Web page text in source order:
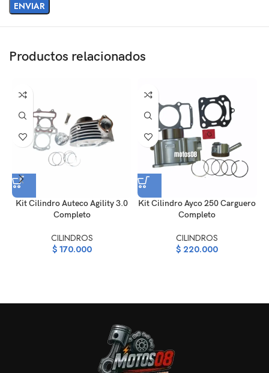
Productos relacionados
Kit Cilindro Auteco Agility 3.0
Completo
CILINDROS
$170.000
Kit Cilindro Ayco 250 Carguero
Completo
CILINDROS
$ 220.000